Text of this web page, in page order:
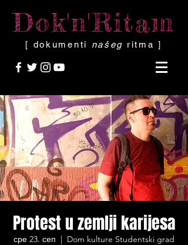
Dok'n'Ritam
[ dokumenti našeg ritma ]
Protest u zemlji karijesa
сре 23. сеп
  |
Dom kulture Studentski grad